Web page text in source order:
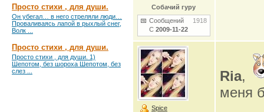
Просто стихи , для души.
Он убегал… в него стреляли люди…
Проваливаясь лапой в рыхлый снег,
Волк ...
Просто стихи , для души.
Просто стихи , для души. 1)
Шепотом, без шороха Шепотом, без
слез ...
Собачий гуру
Сообщений 1918
С 2009-11-22
Spice
Ria,
меня